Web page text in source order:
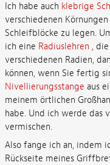
Ich habe auch klebrige
verschiedenen
Schleifblöcke zu legen.
ich eine Radiuslehren ,
verschiedenen Radien,
können, wenn Sie fertig
Nivellierungsstange aus
meinem örtlichen
habe. Und ich werde das
vermischen.
Also fange ich an, indem
Rückseite meines